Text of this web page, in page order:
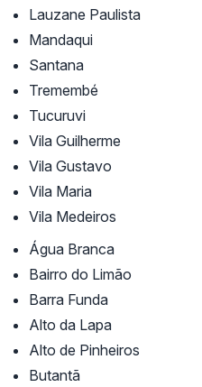
Lauzane Paulista
Mandaqui
Santana
Tremembé
Tucuruvi
Vila Guilherme
Vila Gustavo
Vila Maria
Vila Medeiros
Água Branca
Bairro do Limão
Barra Funda
Alto da Lapa
Alto de Pinheiros
Butantã